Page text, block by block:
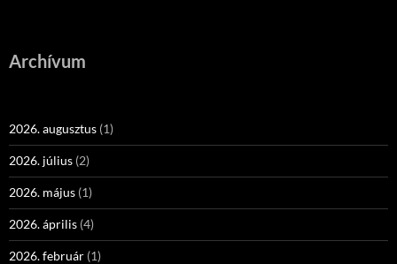
Archívum
2026. augusztus (1)
2026. július (2)
2026. május (1)
2026. április (4)
2026. február (1)